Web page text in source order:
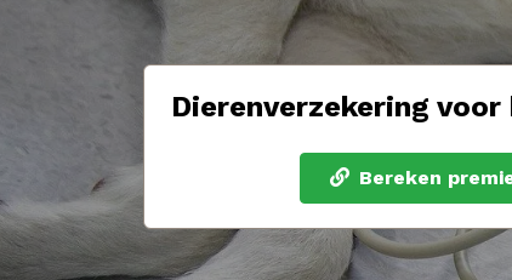
Dierenverzekering
Bereken